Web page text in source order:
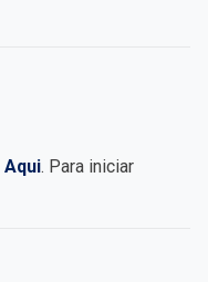
Aqui. Para iniciar